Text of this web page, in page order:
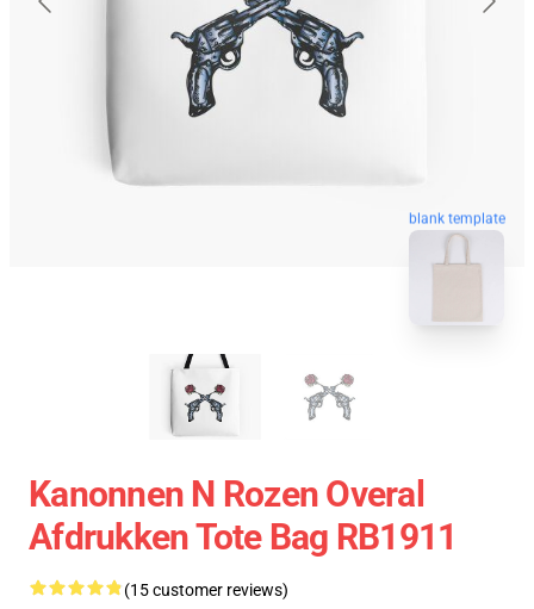
blank template
Kanonnen N Rozen Overal
Afdrukken Tote Bag RB1911
(15 customer reviews)